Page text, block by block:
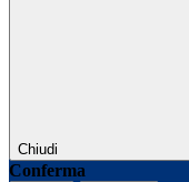
Chiudi
Conferma